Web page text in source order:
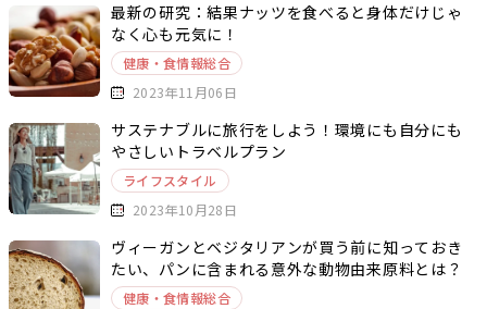
最新の研究：結果ナッツを食べると身体だけじゃ
なく心も元気に！
健康・食情報総合
2023年11月06日
サステナブルに旅行をしよう！環境にも自分にも
やさしいトラベルプラン
ライフスタイル
2023年10月28日
ヴィーガンとベジタリアンが買う前に知っておき
たい、パンに含まれる意外な動物由来原料とは？
健康・食情報総合